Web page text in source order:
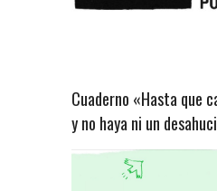
Cuaderno «Hasta que
y no haya ni un